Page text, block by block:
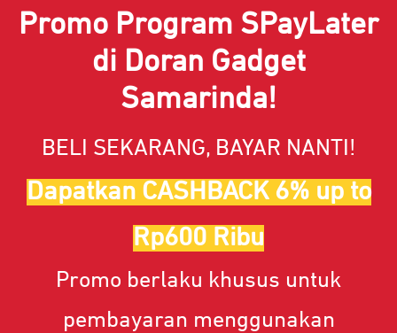
Promo Program SPayLater
di Doran Gadget
Samarinda!
BELI SEKARANG, BAYAR NANTI!
Dapatkan CASHBACK 6% up to
Rp600 Ribu
Promo berlaku khusus untuk
pembayaran menggunakan